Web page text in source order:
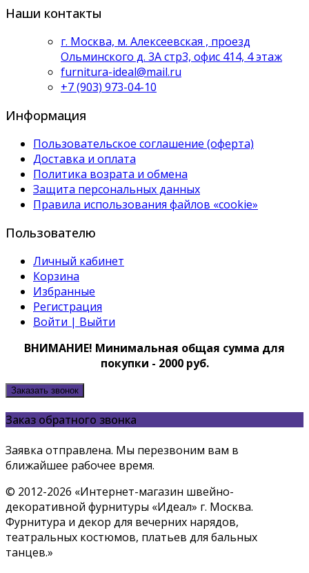
Наши контакты
г. Москва, м. Алексеевская , проезд
Ольминского д. 3А стр3, офис 414, 4 этаж
furnitura-ideal@mail.ru
+7 (903) 973-04-10
Информация
Пользовательское соглашение (оферта)
Доставка и оплата
Политика возрата и обмена
Защита персональных данных
Правила использования файлов «cookie»
Пользователю
Личный кабинет
Корзина
Избранные
Регистрация
Войти | Выйти
ВНИМАНИЕ! Минимальная общая сумма для
покупки - 2000 руб.
Заказать звонок
Заказ обратного звонка
Заявка отправлена. Мы перезвоним вам в
ближайшее рабочее время.
© 2012-2026 «Интернет-магазин швейно-
декоративной фурнитуры «Идеал» г. Москва.
Фурнитура и декор для вечерних нарядов,
театральных костюмов, платьев для бальных
танцев.»